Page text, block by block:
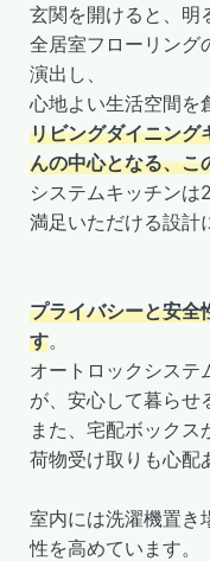
玄関を開けると、明
全居室フローリング
演出し、
心地よい生活空間を
リビングダイニング
んの中心となる、こ
システムキッチンは
満足いただける設計
プライバシーと安全
す。
オートロックシステ
が、安心して暮らせ
また、宅配ボック
荷物受け取りも心配
室内には洗濯機置き
性を高めています。